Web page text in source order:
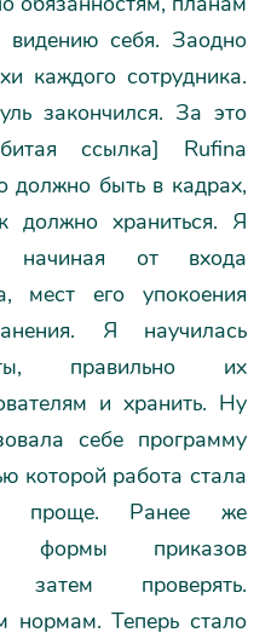
себя. Заодно
каждого сотрудника.
закончился. За это
ссылка] Rufina
должно быть в кадрах,
должно храниться. Я
начиная от входа
мест его упокоения
Я научилась
правильно их
и хранить. Ну
себе программу
работа стала
и проще. Ранее же
формы приказов
проверять.
нормам. Теперь стало